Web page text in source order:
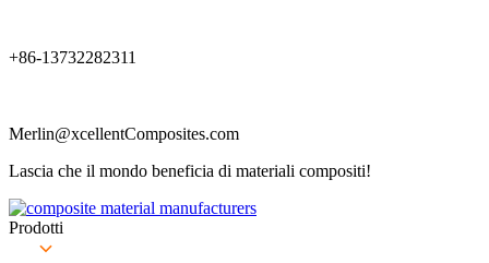
+86-13732282311
Merlin@xcellentComposites.com
Lascia che il mondo beneficia di materiali compositi!
Prodotti